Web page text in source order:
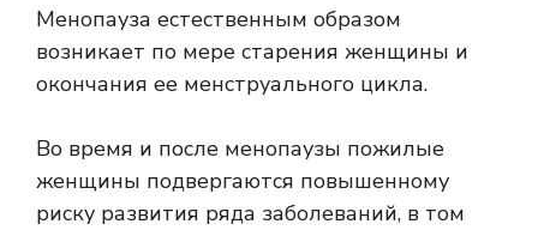
Менопауза естественным образом
возникает по мере старения женщины и
окончания ее менструального цикла.
Во время и после менопаузы пожилые
женщины подвергаются повышенному
риску развития ряда заболеваний, в том